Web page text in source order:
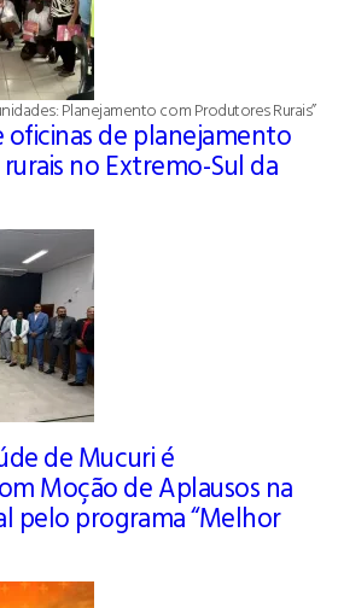
Planejamento com Produtores Rurais”
oficinas de planejamento
no Extremo-Sul da
de Mucuri é
Moção de Aplausos na
pelo programa “Melhor